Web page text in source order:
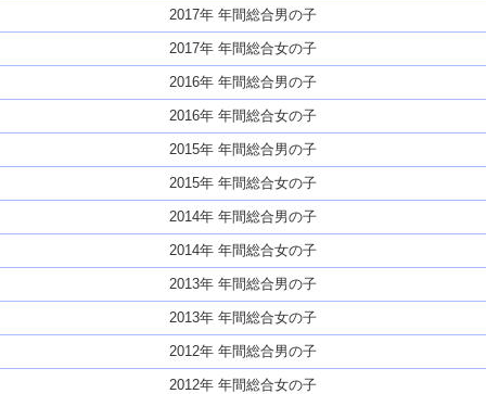
2017年 年間総合男の子
2017年 年間総合女の子
2016年 年間総合男の子
2016年 年間総合女の子
2015年 年間総合男の子
2015年 年間総合女の子
2014年 年間総合男の子
2014年 年間総合女の子
2013年 年間総合男の子
2013年 年間総合女の子
2012年 年間総合男の子
2012年 年間総合女の子